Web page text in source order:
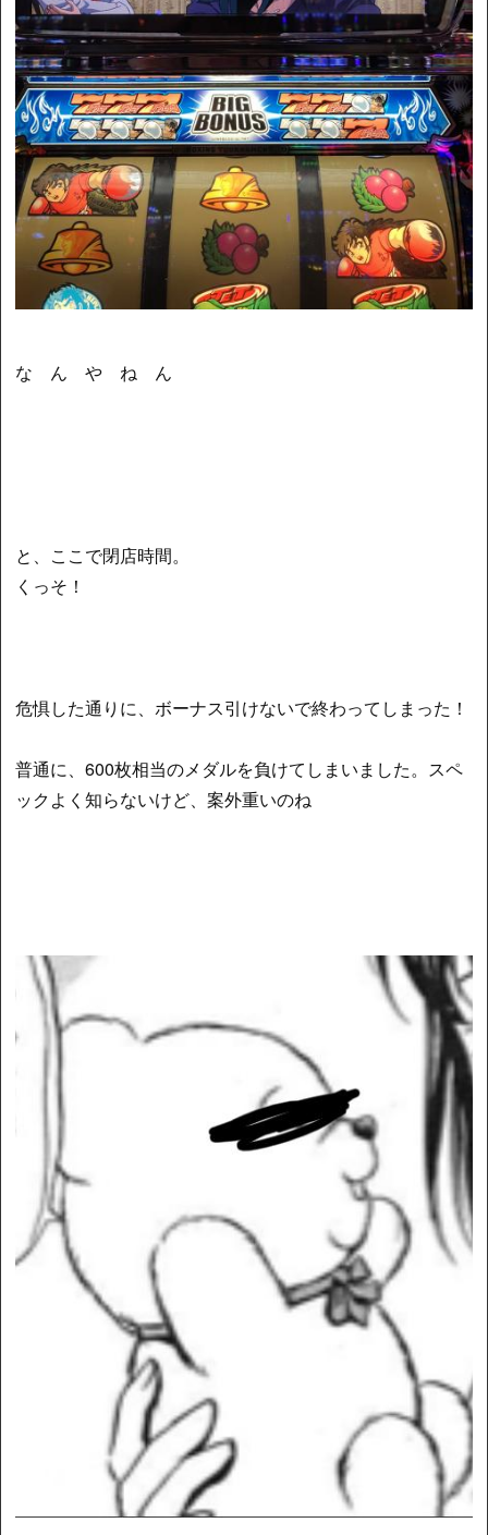
な ん や ね ん
と、ここで閉店時間。
くっそ！
危惧した通りに、ボーナス引けないで終わってしまった！
普通に、600枚相当のメダルを負けてしまいました。スペ
ックよく知らないけど、案外重いのね